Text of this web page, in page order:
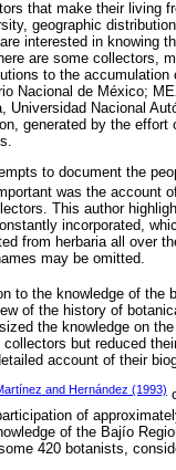
that make their living
geographic
interested in knowing
are some collectors,
to the
Nacional de México;
Universidad Nacional
generated by the
to document the
was the account
This author
incorporated,
from herbaria all over
may be omitted.
to the knowledge of
of the history of
the knowledge on
but reduced
account of their
and Hernández (1993)
of
of the Bajío
420 botanists,